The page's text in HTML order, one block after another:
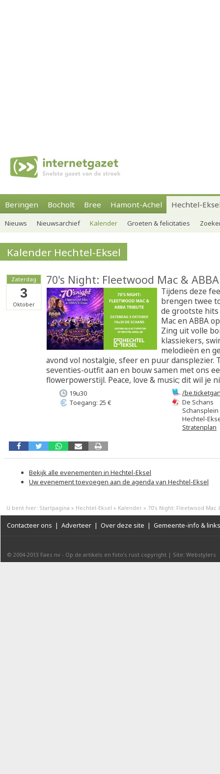
Beringen Bocholt Bree Hamont-Achel Hechtel-
Nieuws Nieuwsarchief Kalender Groeten & felicitaties
Kalender Hechtel-Eksel
Zaterdag
3
Oktober
70's Night: Fleetwood Mac &
Tijdens deze
brengen twee
de grootste hits
Mac en ABBA
Zing uit volle
klassiekers,
melodieën en
avond vol nostalgie, sfeer en puur dansplezier.
seventies-outfit aan en bouw samen met ons
flowerpowerstijl. Peace, love & music; dit wil je
/
De Schans
Schansplein
Hechtel-
Stratenplan
19u30
Toegang: 25 €
Bekijk alle evenementen in Hechtel-Eksel
Uw evenement toevoegen aan de agenda van Hechtel-Eksel
U bent hier: Startpagina » Hechtel-Eksel » Kalender » 70's Night: Fleetwood Mac
Contacteer ons | Adverteer | Over deze site | Gemeente-info & links
© 2004-2013 Faes nv - Op de artikels en foto’s rust copyright | Site: Webstylers